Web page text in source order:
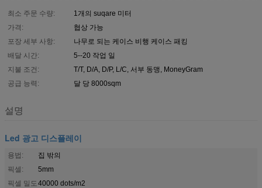
최소 주문 수량:
1개의 suqare 미터
가격:
협상 가능
포장 세부 사항:
나무로 되는 케이스 비행 케이스 패킹
배달 시간:
5--20 작업 일
지불 조건:
T/T, D/A, D/P, L/C, 서부 동맹, MoneyGram
공급 능력:
달 당 8000sqm
설명
Led 광고 디스플레이
용법:
집 밖의
픽셀:
5mm
픽셀 밀도40000 dots/m2